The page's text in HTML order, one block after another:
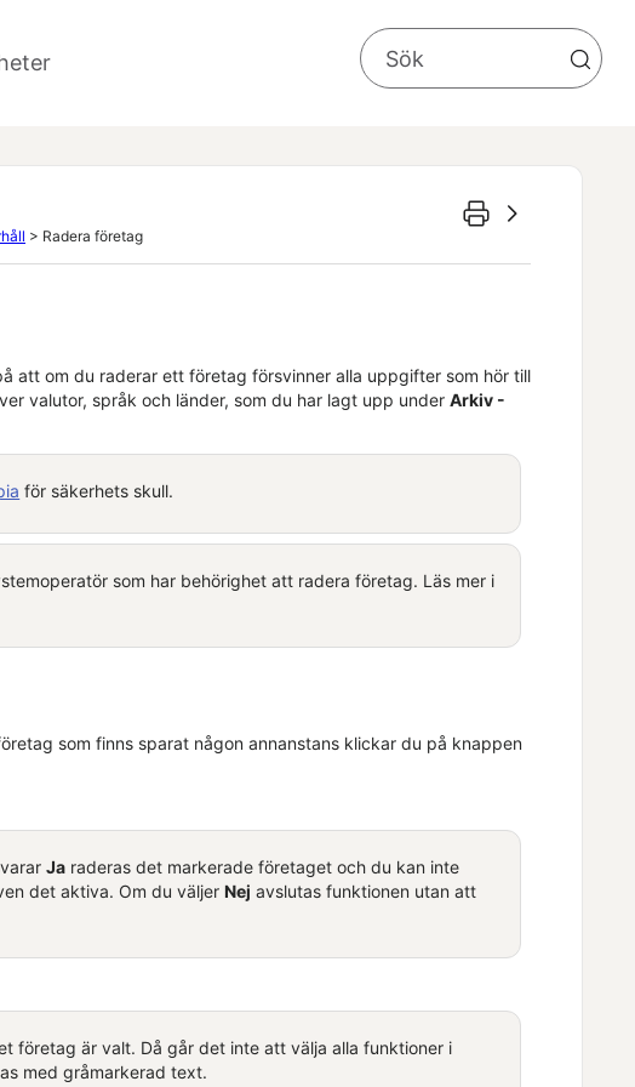
> Radera företag
att om du raderar ett företag försvinner alla uppgifter som hör till
valutor, språk och länder, som du har lagt upp under Arkiv -
för säkerhets skull.
som har behörighet att radera företag. Läs mer i
som finns sparat någon annanstans klickar du på knappen
Ja raderasdet markeradeföretaget och du kan inte
det aktiva. Om du väljerNej avslutas funktionen utan att
företag ärvalt. Då går det inte att välja alla funktioner i
med gråmarkerad text.